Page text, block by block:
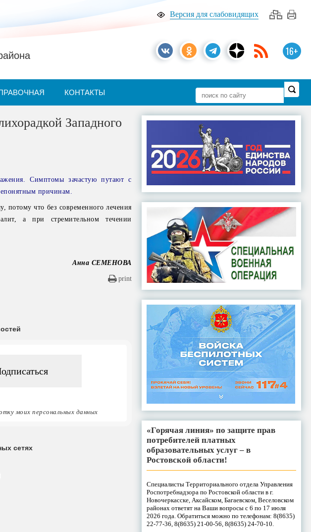
Версия для слабовидящих
16+
КОНТАКТЫ
Западного
Симптомы зачастую путают с
причинам.
потому что без современного лечения
а при стремительном течении
Анна СЕМЕНОВА
print
моих персональных данных
сетях
«Горячая линия» по защите прав
потребителей платных
образовательных услуг – в
Ростовской области!
Специалисты Территориального отдела Управления
Роспотребнадзора по Ростовской области в г.
Новочеркасске, Аксайском, Багаевском, Веселовском
районах ответят на Ваши вопросы с 6 по 17 июля
2026 года. Обратиться можно по телефонам: 8(8635)
22-77-36, 8(8635) 21-00-56, 8(8635) 24-70-10.